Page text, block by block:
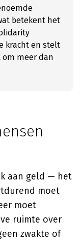
betekent het
kracht en stelt
meer dan
aan geld — het
moet
moet
ruimte over
zwakte of